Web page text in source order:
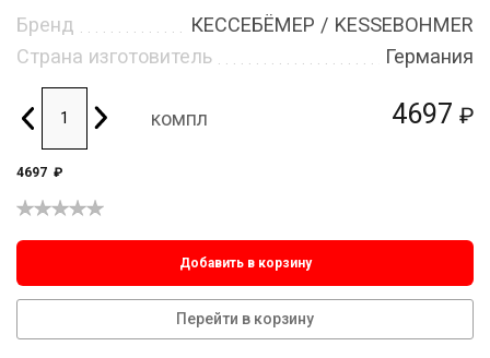
4697 ₽
Бренд
КЕССЕБЁМЕР / KESSEBOHMER
Страна изготовитель
Германия
компл
4697 ₽
Добавить в корзину
Перейти в корзину